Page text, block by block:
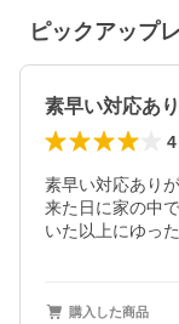
ピックアップ
4
素早い対応あり
来た日に家の中
いた以上にゆっ
購入した商品